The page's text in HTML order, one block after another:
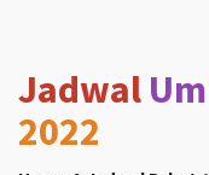
Jadwal
2022